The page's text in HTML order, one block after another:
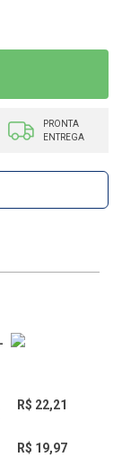
PRONTA
ENTREGA
R$ 22,21
R$ 19,97